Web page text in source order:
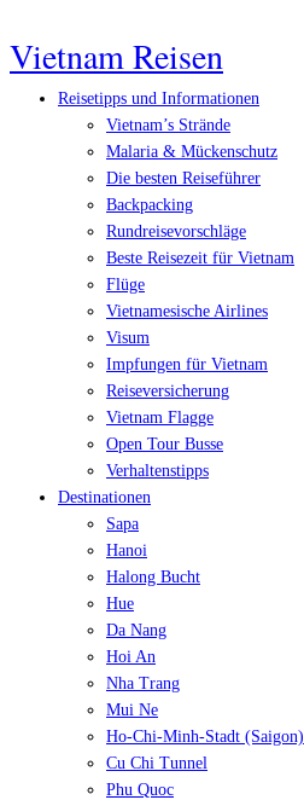
Vietnam Reisen
Reisetipps und Informationen
Vietnam’s Strände
Malaria & Mückenschutz
Die besten Reiseführer
Backpacking
Rundreisevorschläge
Beste Reisezeit für Vietnam
Flüge
Vietnamesische Airlines
Visum
Impfungen für Vietnam
Reiseversicherung
Vietnam Flagge
Open Tour Busse
Verhaltenstipps
Destinationen
Sapa
Hanoi
Halong Bucht
Hue
Da Nang
Hoi An
Nha Trang
Mui Ne
Ho-Chi-Minh-Stadt (Saigon)
Cu Chi Tunnel
Phu Quoc